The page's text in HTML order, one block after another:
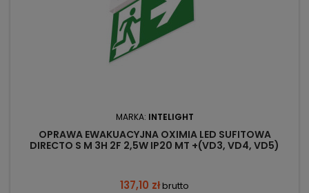
MARKA: INTELIGHT
OPRAWA EWAKUACYJNA OXIMIA LED SUFITOWA
DIRECTO S M 3H 2F 2,5W IP20 MT +(VD3, VD4, VD5)
137,10 złbrutto